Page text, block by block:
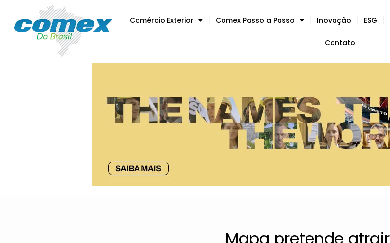
Comércio Exterior Comex Passo a Passo Inovação ESG
Contato
Mapa pretende atrair